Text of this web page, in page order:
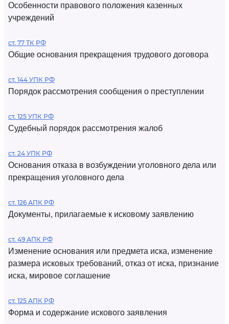
Особенности правового положения казенных
учреждений
ст. 77 ТК РФ
Общие основания прекращения трудового договора
ст. 144 УПК РФ
Порядок рассмотрения сообщения о преступлении
ст. 125 УПК РФ
Судебный порядок рассмотрения жалоб
ст. 24 УПК РФ
Основания отказа в возбуждении уголовного дела или
прекращения уголовного дела
ст. 126 АПК РФ
Документы, прилагаемые к исковому заявлению
ст. 49 АПК РФ
Изменение основания или предмета иска, изменение
размера исковых требований, отказ от иска, признание
иска, мировое соглашение
ст. 125 АПК РФ
Форма и содержание искового заявления